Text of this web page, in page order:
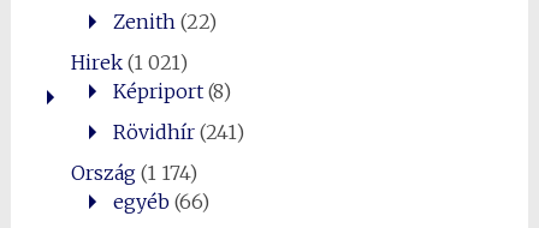
Zenith (22)
Hirek(1 021)
Képriport(8)
Rövidhír(241)
Ország(1 174)
egyéb(66)